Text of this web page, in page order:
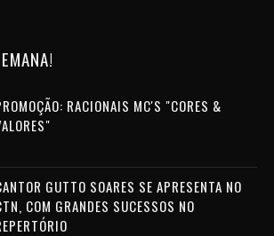
RACIONAIS MC'S "CORES &
GUTTO SOARES SE APRESENTA NO
COM GRANDES SUCESSOS NO